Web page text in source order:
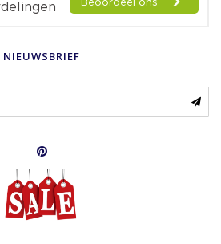
NIEUWSBRIEF